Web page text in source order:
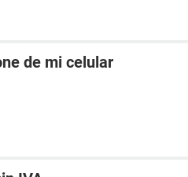
de mi celular